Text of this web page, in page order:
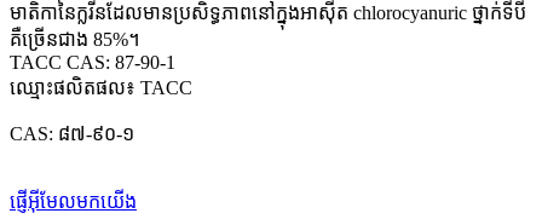
មាតិកានៃក្លរីនដែលមានប្រសិទ្ធភាពនៅក្នុងអាស៊ីត chlorocyanuric ថ្នាក់ទីបី
គឺច្រើនជាង 85%។
TACC CAS: 87-90-1
ឈ្មោះផលិតផល៖ TACC
CAS: ៨៧-៩០-១
ផ្ញើអ៊ីមែលមកយើង